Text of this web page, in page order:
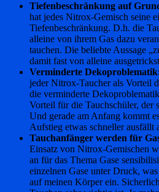
Tiefenbeschränkung auf
hat jedes Nitrox-Gemisch seine
Tiefenbeschränkung. D.h. die
alleine von ihrem Gas dazu
tauchen. Die beliebte Aussage
damit fast von alleine
Verminderte
jeder Nitrox-Taucher als Vorteil
die verminderte
Vorteil für die Tauchschüler, der
Und gerade am Anfang kommt
Aufstieg etwas schneller ausfällt
Tauchanfänger werden für
Einsatz von Nitrox-Gemischen
an für das Thema Gase
einzelnen Gase unter Druck,
auf meinen Körper ein.